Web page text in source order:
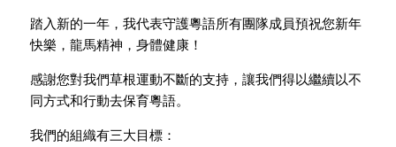
K-12 Initiatives 中小學推廣
Language Resources 語言資源
Cantonese Culture 粵語文化
Join Us 加入我們
踏入新的一年，我代表守護粵語所有團隊成員預祝您新年
快樂，龍馬精神，身體健康！
感謝您對我們草根運動不斷的支持，讓我們得以繼續以不
同方式和行動去保育粵語。
我們的組織有三大目標：